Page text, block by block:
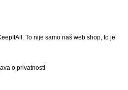
To nije samo naš web shop, to je
o privatnosti